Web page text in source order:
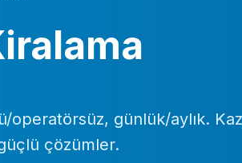
günlük/aylık.
çözümler.